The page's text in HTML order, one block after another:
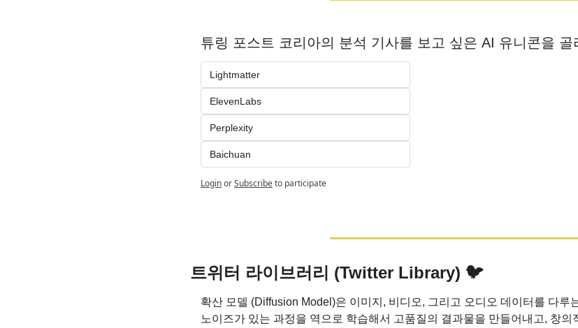
튜링 포스트 코리아의 분석 기사를 보고 싶은 AI 유니콘을 골
Lightmatter
ElevenLabs
Perplexity
Baichuan
LoginorSubscribeto participate
트위터 라이브러리 (Twitter Library) 🐦
확산 모델 (Diffusion Model)은 이미지, 비디오, 그리고 오디오 데이터를 다루
노이즈가 있는 과정을 역으로 학습해서 고품질의 결과물을 만들어내고, 창